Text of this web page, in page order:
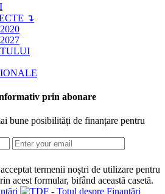
↴
prin abonare
bune posibilități de finanțare pentru
termenii noștri de utilizare pentru
acest formular, bifând această casetă.